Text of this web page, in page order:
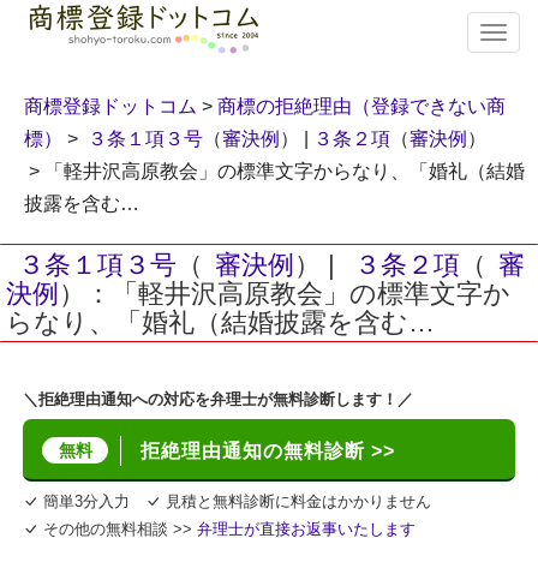
T
o
g
n
i
g
a
i
商標登録ドットコム > 商標の拒絶理由（登録できない商
標）
> ３条１項３号 （審決例 ） | ３条２項 （審決例 ）
> 「軽井沢高原教会」の標準文字からなり、「婚礼（結婚
披露を含む…
３条１項３号 （ 審決例 ） | ３条２項 （ 審
決例 ）：「軽井沢高原教会」の標準文字か
らなり、「婚礼（結婚披露を含む…
＼拒絶理由通知への対応を弁理士が無料診断します！／
無料 拒絶理由通知の無料診断 >>
簡単3分入力
見積と無料診断に料金はかかりません
その他の無料相談 >> 弁理士が直接お返事いたします